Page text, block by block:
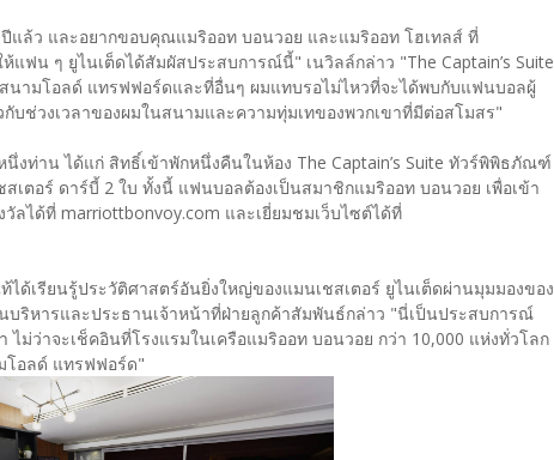
แล้ว และอยากขอบคุณแมริออท บอนวอย และแมริออท โฮเทลส์ ที่
แฟน ๆ ยูไนเต็ดได้สัมผัสประสบการณ์นี้" เนวิลล์กล่าว "The Captain’s Suite
นามโอลด์ แทรฟฟอร์ดและที่อื่นๆ ผมแทบรอไม่ไหวที่จะได้พบกับแฟนบอลผู้
บช่วงเวลาของผมในสนามและความทุ่มเทของพวกเขาที่มีต่อสโมสร"
ท่าน ได้แก่ สิทธิ์เข้าพักหนึ่งคืนในห้อง The Captain’s Suite ทัวร์พิพิธภัณฑ์
ตอร์ ดาร์บี้ 2 ใบ ทั้งนี้ แฟนบอลต้องเป็นสมาชิกแมริออท บอนวอย เพื่อเข้า
ลได้ที่ marriottbonvoy.com และเยี่ยมชมเว็บไซต์ได้ที่
ได้เรียนรู้ประวัติศาสตร์อันยิ่งใหญ่ของแมนเชสเตอร์ ยูไนเต็ดผ่านมุมมองของ
บริหารและประธานเจ้าหน้าที่ฝ่ายลูกค้าสัมพันธ์กล่าว "นี่เป็นประสบการณ์
ไม่ว่าจะเช็คอินที่โรงแรมในเครือแมริออท บอนวอย กว่า 10,000 แห่งทั่วโลก
โอลด์ แทรฟฟอร์ด"